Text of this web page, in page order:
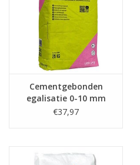
Cementgebonden
egalisatie 0-10 mm
(per 25kg)
€37,97